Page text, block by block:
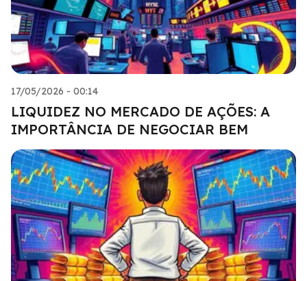
17/05/2026 - 00:14
LIQUIDEZ NO MERCADO DE AÇÕES: A
IMPORTÂNCIA DE NEGOCIAR BEM